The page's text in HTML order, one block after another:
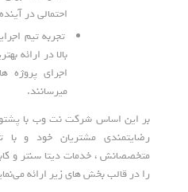
احتمالی در آینده
تجربه تیم
بالا در ارائه
اجرای پروژه
میرسانند.
بر این اساس شرکت نت وب با
رضایتمندی مشتریان خود و با
متخصصانش ، خدمات دیتا سنتر و
را در قالب بخش های زیر ارائه